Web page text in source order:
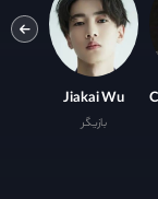
Jiakai Wu
بازیگر